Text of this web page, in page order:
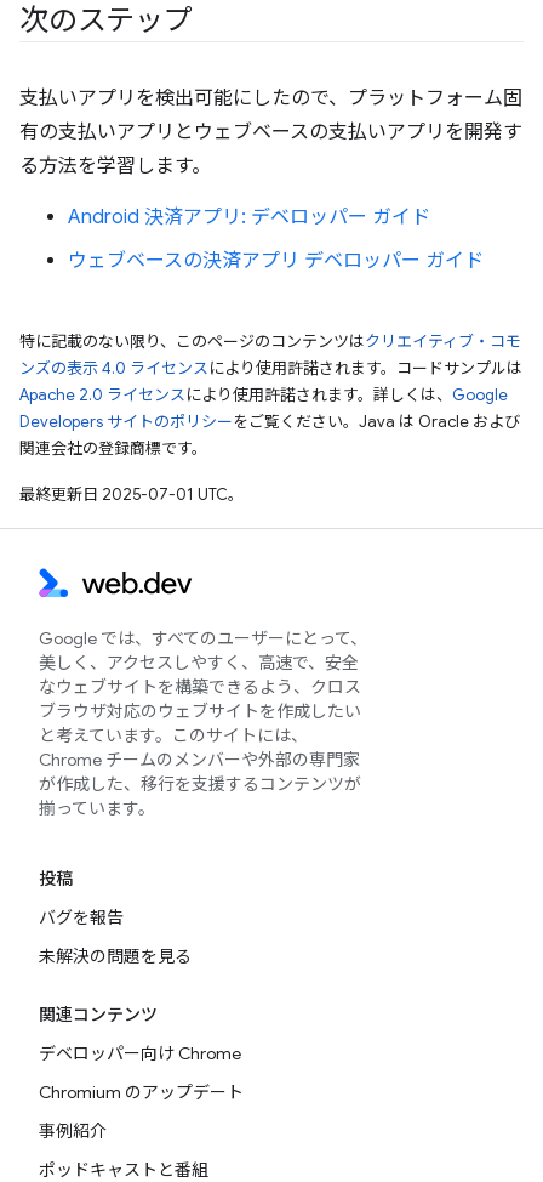
次のステップ
支払いアプリを検出可能にしたので、プラットフォーム固
有の支払いアプリとウェブベースの支払いアプリを開発す
る方法を学習します。
Android 決済アプリ: デベロッパー ガイド
ウェブベースの決済アプリ デベロッパー ガイド
特に記載のない限り、このページのコンテンツはクリエイティブ・コモ
ンズの表示 4.0 ライセンスにより使用許諾されます。コードサンプルは
Apache 2.0 ライセンスにより使用許諾されます。詳しくは、 Google
Developers サイトのポリシーをご覧ください。Java は Oracle および
関連会社の登録商標です。
最終更新日 2025-07-01 UTC。
Google では、すべてのユーザーにとって、
美しく、アクセスしやすく、高速で、安全
なウェブサイトを構築できるよう、クロス
ブラウザ対応のウェブサイトを作成したい
と考えています。このサイトには、
Chrome チームのメンバーや外部の専門家
が作成した、移行を支援するコンテンツが
揃っています。
投稿
バグを報告
未解決の問題を見る
関連コンテンツ
デベロッパー向け Chrome
Chromium のアップデート
事例紹介
ポッドキャストと番組